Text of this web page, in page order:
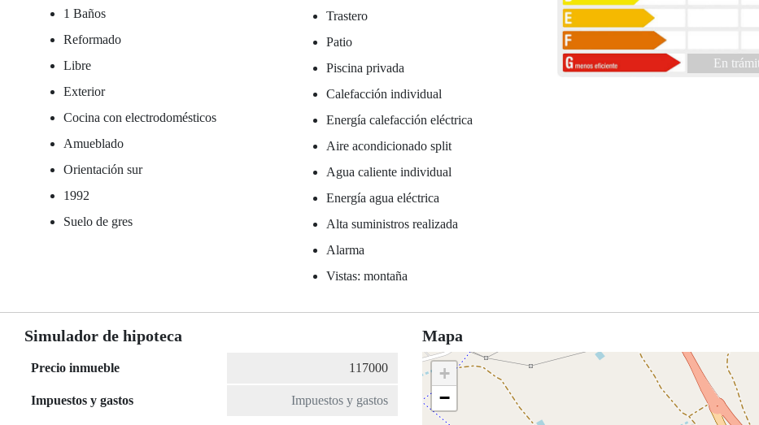
1 Baños
Reformado
Libre
Exterior
Cocina con electrodomésticos
Amueblado
Orientación sur
1992
Suelo de gres
Trastero
Patio
Piscina privada
Calefacción individual
Energía calefacción eléctrica
Aire acondicionado split
Agua caliente individual
Energía agua eléctrica
Alta suministros realizada
Alarma
Vistas: montaña
En
Simulador de hipoteca
Precio inmueble
Impuestos y gastos
Mapa
+
−